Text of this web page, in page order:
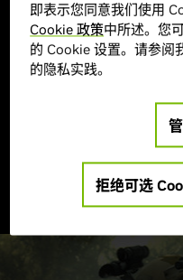
即表示您同意我们使用
Cookie 政策中所述。您
的 Cookie 设置。请参阅
的隐私实践。
拒绝可选